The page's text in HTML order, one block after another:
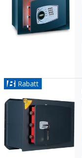
Rabatt